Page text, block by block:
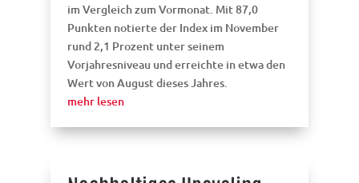
im Vergleich zum Vormonat. Mit 87,0
Punkten notierte der Index im November
rund 2,1 Prozent unter seinem
Vorjahresniveau und erreichte in etwa den
Wert von August dieses Jahres.
mehr lesen